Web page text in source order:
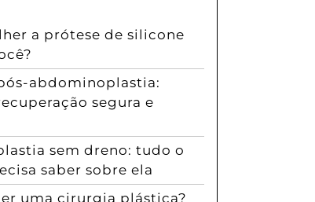
a prótese de silicone
abdominoplastia:
segura e
sem dreno: tudo o
saber sobre ela
uma cirurgia plástica?